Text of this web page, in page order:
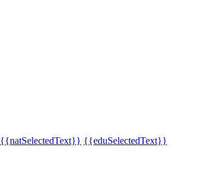
{{natSelectedText}} {{eduSelectedText}}